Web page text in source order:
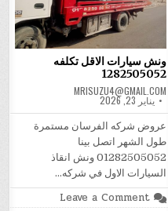
ونش سيارات الاقل تكلفه
1282505052
MRISUZU4@GMAIL.COM
يناير 23, 2026
عروض شركه الفرسان مستمرة
طول الشهر اتصل بينا
01282505052 ونش انقاذ
السيارات الاول في شركه…
Leave a Comment
ونش